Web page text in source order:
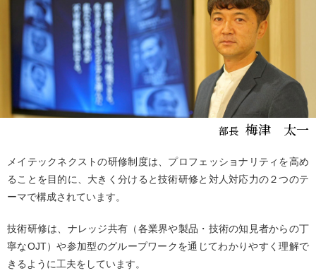
部長 梅津 太一
メイテックネクストの研修制度は、プロフェッショナリティを高め
ることを目的に、大きく分けると技術研修と対人対応力の２つのテ
ーマで構成されています。
技術研修は、ナレッジ共有（各業界や製品・技術の知見者からの丁
寧なOJT）や参加型のグループワークを通じてわかりやすく理解で
きるように工夫をしています。